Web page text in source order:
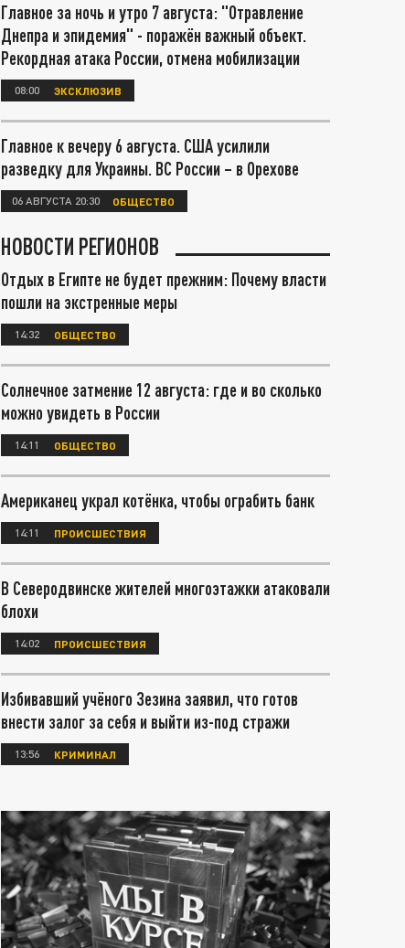
Главное за ночь и утро 7 августа: "Отравление
Днепра и эпидемия" - поражён важный объект.
Рекордная атака России, отмена мобилизации
08:00 ЭКСКЛЮЗИВ
Главное к вечеру 6 августа. США усилили
разведку для Украины. ВС России – в Орехове
06 АВГУСТА 20:30 ОБЩЕСТВО
НОВОСТИ РЕГИОНОВ
Отдых в Египте не будет прежним: Почему власти
пошли на экстренные меры
14:32 ОБЩЕСТВО
Солнечное затмение 12 августа: где и во сколько
можно увидеть в России
14:11 ОБЩЕСТВО
Американец украл котёнка, чтобы ограбить банк
14:11 ПРОИСШЕСТВИЯ
В Северодвинске жителей многоэтажки атаковали
блохи
14:02 ПРОИСШЕСТВИЯ
Избивавший учёного Зезина заявил, что готов
внести залог за себя и выйти из-под стражи
13:56 КРИМИНАЛ